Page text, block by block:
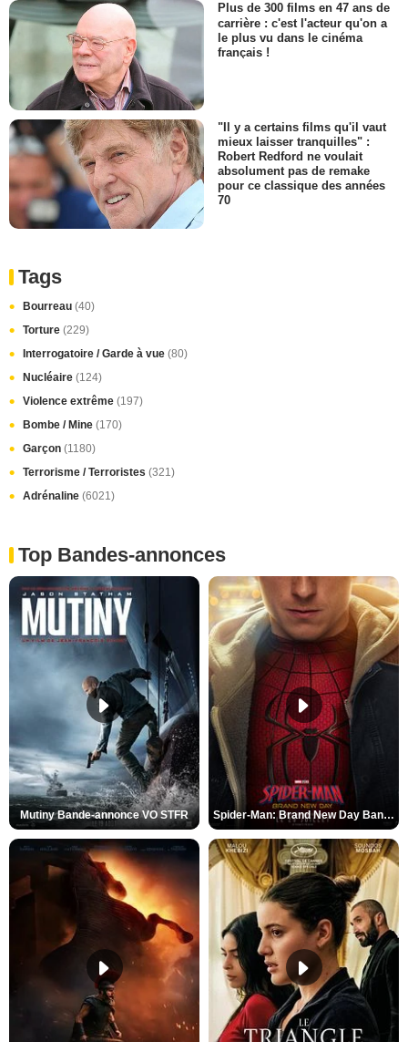
Plus de 300 films en 47 ans de
carrière : c'est l'acteur qu'on a
le plus vu dans le cinéma
français !
"Il y a certains films qu'il vaut
mieux laisser tranquilles" :
Robert Redford ne voulait
absolument pas de remake
pour ce classique des années
70
Tags
Bourreau (40)
Torture (229)
Interrogatoire / Garde à vue (80)
Nucléaire (124)
Violence extrême (197)
Bombe / Mine (170)
Garçon (1180)
Terrorisme / Terroristes (321)
Adrénaline (6021)
Top Bandes-annonces
Mutiny Bande-annonce VO STFR Spider-Man: Brand New Day Bande-annonce VO STFR